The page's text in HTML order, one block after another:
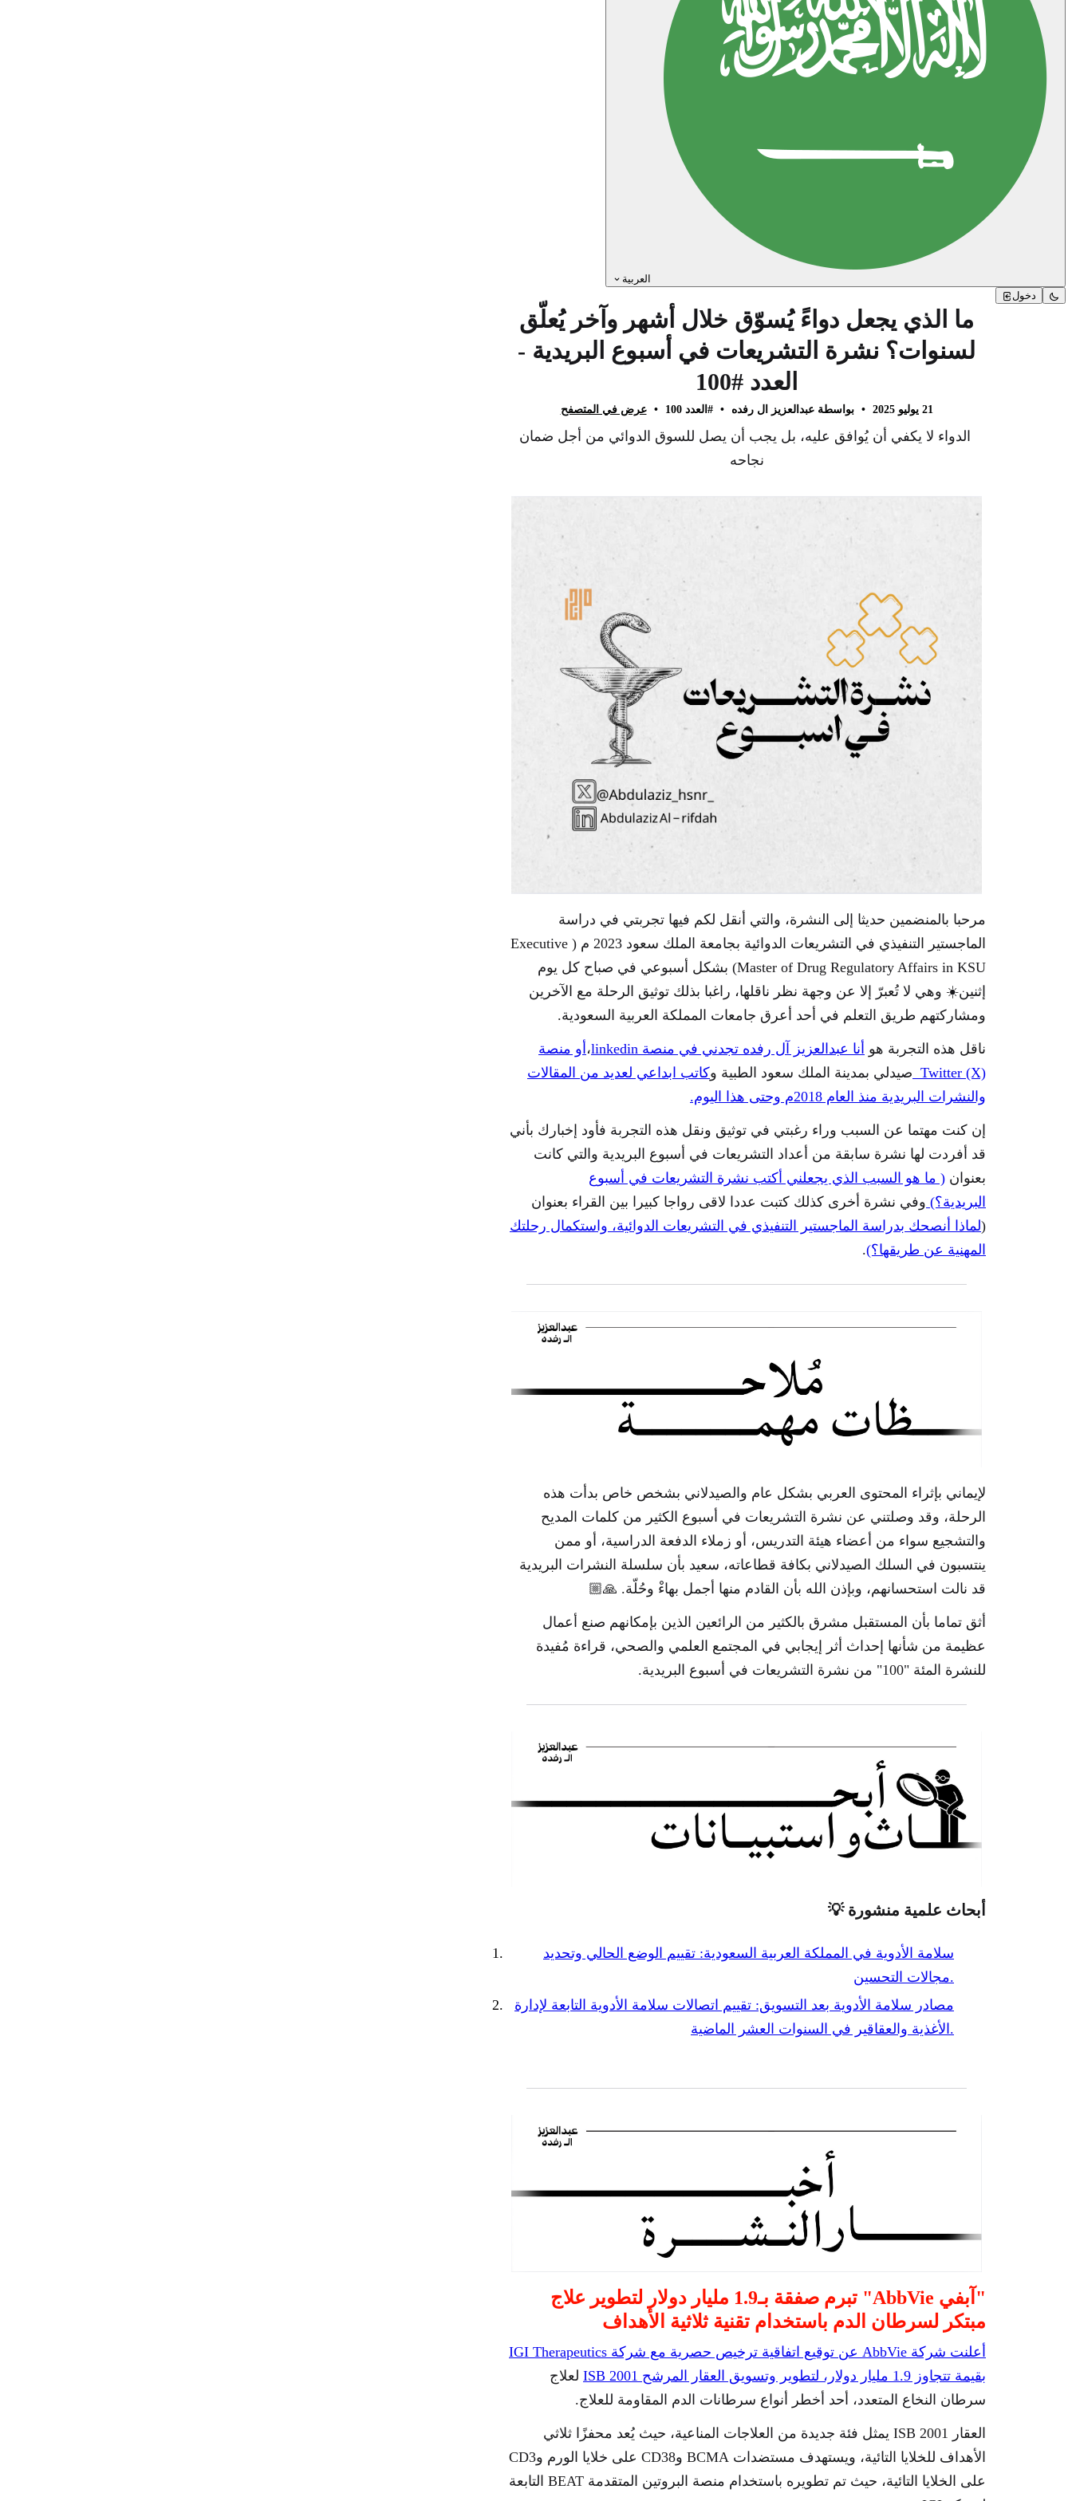
العربية
دخول
ما الذي يجعل دواءً يُسوّق خلال أشهر وآخر يُعلّق
لسنوات؟ نشرة التشريعات في أسبوع البريدية -
العدد #100
21 يوليو 2025 • بواسطة عبدالعزيز ال رفده • #العدد 100 • عرض في المتصفح
الدواء لا يكفي أن يُوافق عليه، بل يجب أن يصل للسوق الدوائي من أجل ضمان
نجاحه
مرحبا بالمنضمين حديثا إلى النشرة، والتي أنقل لكم فيها تجربتي في دراسة
الماجستير التنفيذي في التشريعات الدوائية بجامعة الملك سعود 2023 م ( ‏Executive
Master of Drug Regulatory Affairs in KSU) بشكل أسبوعي في صباح كل يوم
إثنين☀️ وهي لا تُعبرّ إلا عن وجهة نظر ناقلها، راغبا بذلك توثيق الرحلة مع الآخرين
ومشاركتهم طريق التعلم في أحد أعرق جامعات المملكة العربية السعودية.
ناقل هذه التجربة هو أنا عبدالعزيز آل رفده تجدني في منصة linkedin ، أو منصة
Twitter (X) صيدلي بمدينة الملك سعود الطبية وكاتب ابداعي لعديد من المقالات
والنشرات البريدية منذ العام 2018م وحتى هذا اليوم.
إن كنت مهتما عن السبب وراء رغبتي في توثيق ونقل هذه التجربة فأود إخبارك بأني
قد أفردت لها نشرة سابقة من أعداد التشريعات في أسبوع البريدية والتي كانت
بعنوان ( ما هو السبب الذي يجعلني أكتب نشرة التشريعات في أسبوع
البريدية؟) وفي نشرة أخرى كذلك كتبت عددا لاقى رواجا كبيرا بين القراء بعنوان
(لماذا أنصحك بدراسة الماجستير التنفيذي في التشريعات الدوائية، واستكمال رحلتك
المهنية عن طريقها؟).
لإيماني بإثراء المحتوى العربي بشكل عام والصيدلاني بشخص خاص بدأت هذه
الرحلة، وقد وصلتني عن نشرة التشريعات في أسبوع الكثير من كلمات المديح
والتشجيع سواء من أعضاء هيئة التدريس، أو زملاء الدفعة الدراسية، أو ممن
ينتسبون في السلك الصيدلاني بكافة قطاعاته، سعيد بأن سلسلة النشرات البريدية
قد نالت استحسانهم، وبإذن الله بأن القادم منها أجمل بهاءْ وحُلّة. 🙏🏼
أثق تماما بأن المستقبل مشرق بالكثير من الرائعين الذين بإمكانهم صنع أعمال
عظيمة من شأنها إحداث أثر إيجابي في المجتمع العلمي والصحي، قراءة مُفيدة
للنشرة المئة "100" من نشرة التشريعات في أسبوع البريدية.
أبحاث علمية منشورة 💡
مجالات التحسين.
الأغذية والعقاقير في السنوات العشر الماضية.
"آبفي AbbVie" تبرم صفقة بـ1.9 مليار دولار لتطوير علاج
مبتكر لسرطان الدم باستخدام تقنية ثلاثية الأهداف
أعلنت شركة AbbVie عن توقيع اتفاقية ترخيص حصرية مع شركة IGI Therapeutics
بقيمة تتجاوز 1.9 مليار دولار، لتطوير وتسويق العقار المرشح ISB 2001
لعلاج
سرطان النخاع المتعدد، أحد أخطر أنواع سرطانات الدم المقاومة للعلاج.
العقار ISB 2001 يمثل فئة جديدة من العلاجات المناعية، حيث يُعد محفزًا ثلاثي
الأهداف للخلايا التائية، ويستهدف مستضدات BCMA وCD38 على خلايا الورم وCD3
على الخلايا التائية، حيث تم تطويره باستخدام منصة البروتين المتقدمة BEAT التابعة